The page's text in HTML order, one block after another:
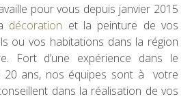
pour vous depuis janvier 2015
décoration et la peinture de vos
ou vos habitations dans la région
Fort d’une expérience dans le
20 ans, nos équipes sont à votre
dans la réalisation de vos